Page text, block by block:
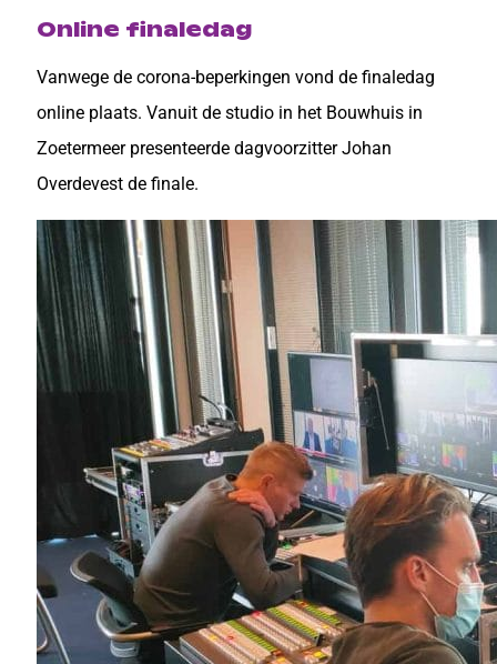
Online finaledag
Vanwege de corona-beperkingen vond de finaledag
online plaats. Vanuit de studio in het Bouwhuis in
Zoetermeer presenteerde dagvoorzitter Johan
Overdevest de finale.